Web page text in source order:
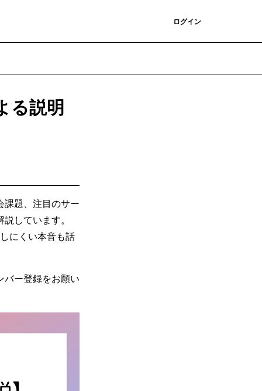
ログイン
る説明
課題、注目のサー
しています。
にくい本音も話
バー登録をお願い